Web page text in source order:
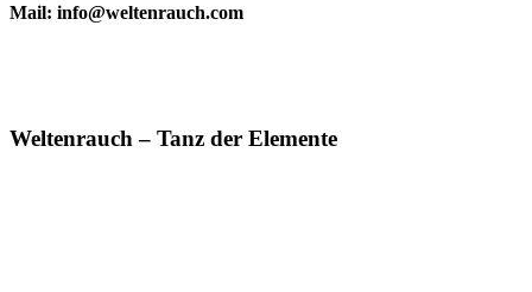
Mail: info@weltenrauch.com
Weltenrauch – Tanz der Elemente